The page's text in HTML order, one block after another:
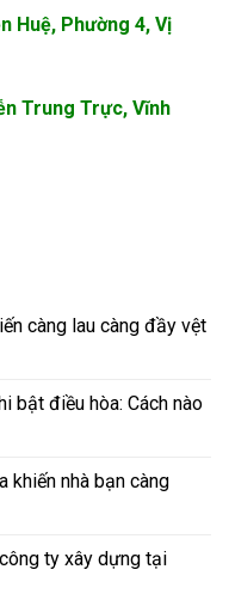
Huệ, Phường 4, Vị
Trung Trực, Vĩnh
càng lau càng đầy vệt
bật điều hòa: Cách nào
khiến nhà bạn càng
ty xây dựng tại